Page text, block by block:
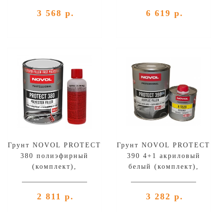
3 568 р. 6 619 р.
Грунт NOVOL PROTECT
380 полиэфирный
(комплект),
2 811 р.
Грунт NOVOL PROTECT
390 4+1 акриловый
белый (комплект),
3 282 р.